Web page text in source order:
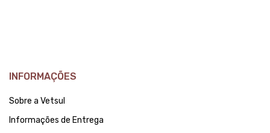
INFORMAÇÕES
Sobre a Vetsul
Informações de Entrega